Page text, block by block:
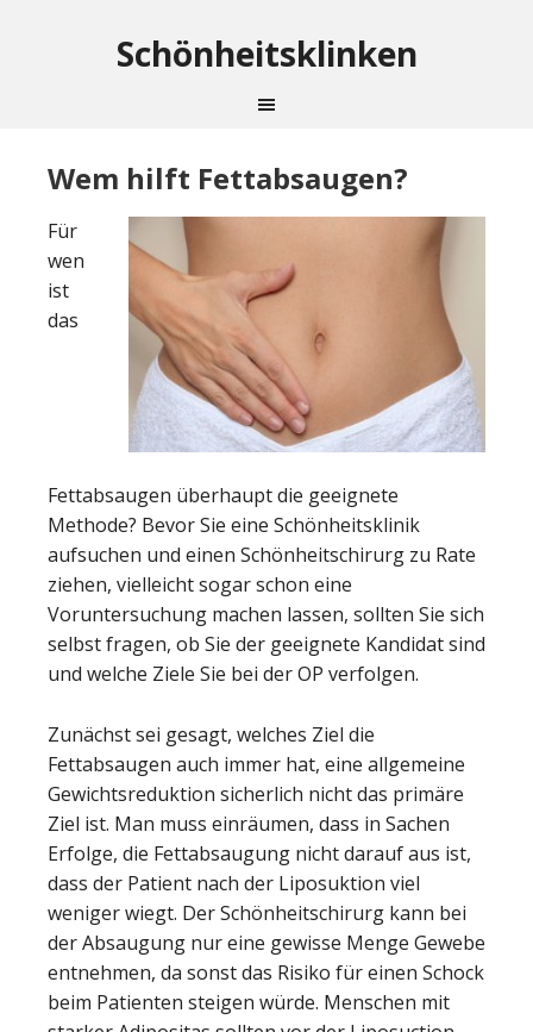
Schönheitsklinken
Wem hilft Fettabsaugen?
Für
wen
ist
das
Fettabsaugen überhaupt die geeignete
Methode? Bevor Sie eine Schönheitsklinik
aufsuchen und einen Schönheitschirurg zu Rate
ziehen, vielleicht sogar schon eine
Voruntersuchung machen lassen, sollten Sie sich
selbst fragen, ob Sie der geeignete Kandidat sind
und welche Ziele Sie bei der OP verfolgen.
Zunächst sei gesagt, welches Ziel die
Fettabsaugen auch immer hat, eine allgemeine
Gewichtsreduktion sicherlich nicht das primäre
Ziel ist. Man muss einräumen, dass in Sachen
Erfolge, die Fettabsaugung nicht darauf aus ist,
dass der Patient nach der Liposuktion viel
weniger wiegt. Der Schönheitschirurg kann bei
der Absaugung nur eine gewisse Menge Gewebe
entnehmen, da sonst das Risiko für einen Schock
beim Patienten steigen würde. Menschen mit